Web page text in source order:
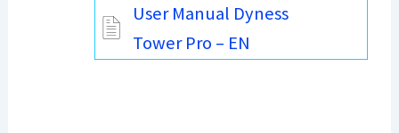
User Manual Dyness
Tower Pro – EN